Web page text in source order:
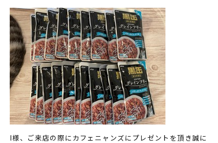
I様、ご来店の際にカフェニャンズにプレゼントを頂き誠に